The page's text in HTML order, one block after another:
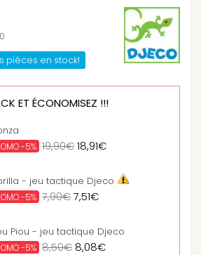
pièces en stock!
ET ÉCONOMISEZ !!!
-5% 19,90€18,91€
- jeu tactique Djeco
-5% 7,90€7,51€
Piou - jeu tactique Djeco
-5% 8,50€ 8,08€